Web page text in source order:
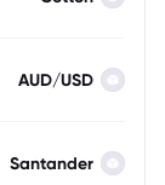
AUD/USD
Santander